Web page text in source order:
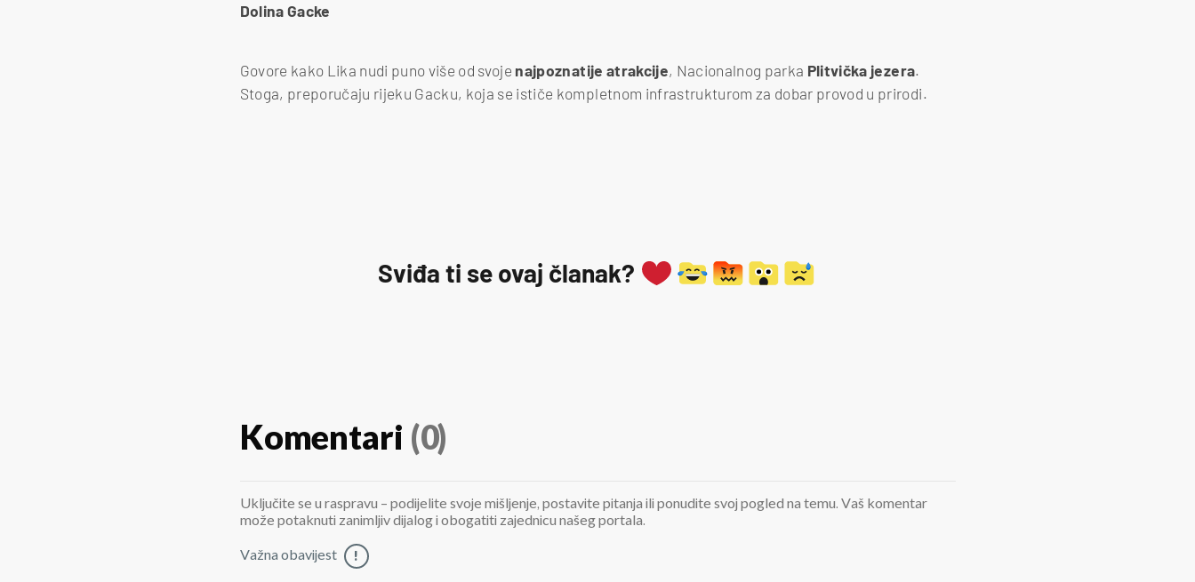
Dolina Gacke
Govore kako Lika nudi puno više od svoje najpoznatije atrakcije, Nacionalnog parka Plitvička jezera.
Stoga, preporučaju rijeku Gacku, koja se ističe kompletnom infrastrukturom za dobar provod u prirodi.
Sviđa ti se ovaj članak?
Komentari (0)
Uključite se u raspravu – podijelite svoje mišljenje, postavite pitanja ili ponudite svoj pogled na temu. Vaš komentar
može potaknuti zanimljiv dijalog i obogatiti zajednicu našeg portala.
Važna obavijest !